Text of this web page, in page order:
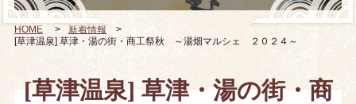
HOME
新着情報
[草津温泉] 草津・湯の街・商工祭秋 ～湯畑マルシェ ２０２４～
[草津温泉] 草津・湯の街・商